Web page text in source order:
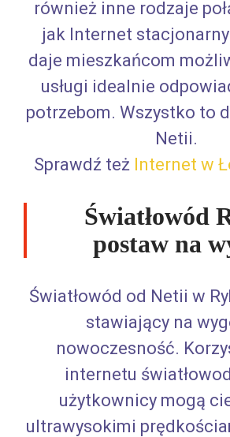
również inne rodzaje
jak Internet stacjonarny
daje mieszkańcom
usługi idealnie
potrzebom. Wszystko to
Netii.
Sprawdź też Internet w
Światłowód
postaw na
Światłowód od Netii w
stawiający na
nowoczesność.
internetu
użytkownicy mogą
ultrawysokimi